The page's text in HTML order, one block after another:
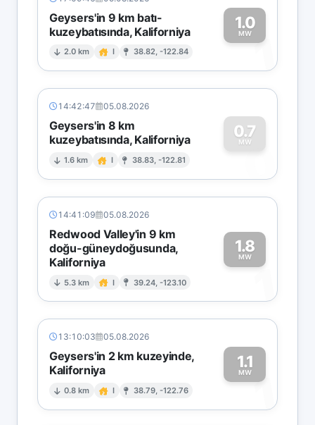
Geysers'in 9 km batı-
kuzeybatısında, Kaliforniya
2.0 km I 38.82, -122.84
1.0
MW1
14:42:47 05.08.2026
Geysers'in 8 km
kuzeybatısında, Kaliforniya
1.6 km I 38.83, -122.81
0.7
MW
0
14:41:09 05.08.2026
Redwood Valley'in 9 km
doğu-güneydoğusunda,
Kaliforniya
5.3 km I 39.24, -123.10
1.8
MW
1
13:10:03 05.08.2026
Geysers'in 2 km kuzeyinde,
Kaliforniya
0.8 km I 38.79, -122.76
1.1
MW1